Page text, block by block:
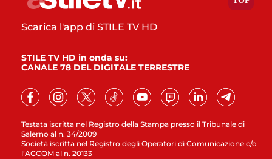
Testata iscritta nel Registro della Stampa presso il Tribunale di
Salerno al n. 34/2009
Società iscritta nel Registro degli Operatori di Comunicazione c/o
l’AGCOM al n. 20133
Scarica l'app di STILE TV HD
STILE TV HD in onda su:
CANALE 78 DEL DIGITALE TERRESTRE